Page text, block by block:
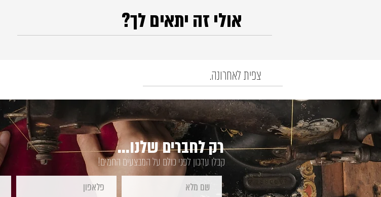
אולי זה יתאים לך?
צפית לאחרונה.
קבלו עדכון לפני כולם על המבצעים החמים!
רק לחברים שלנו...